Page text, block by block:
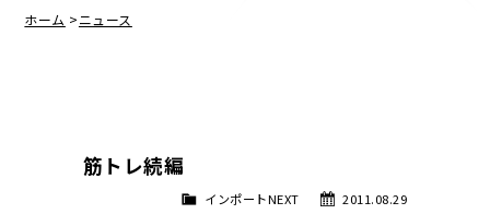
ホーム ニュース
筋トレ続編
2011.08.29
インポートNEXT